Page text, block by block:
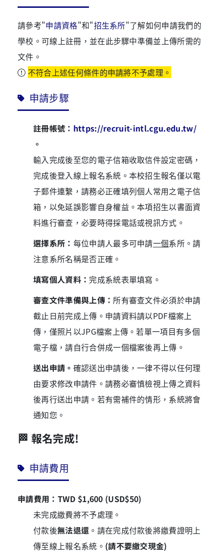
請參考"申請資格"和"招生系所"了解如何申請我們的
學校。可線上註冊，並在此步驟中準備並上傳所需的
文件。
不符合上述任何條件的申請將不予處理。
申請步驟
註冊帳號： https://recruit-intl.cgu.edu.tw/
。
輸入完成後至您的電子信箱收取信件設定密碼，
完成後登入線上報名系統。本校招生報名僅以電
子郵件連繫，請務必正確填列個人常用之電子信
箱，以免延誤影響自身權益。本項招生以書面資
料進行審查，必要時得採電話或視訊方式。
選擇系所： 每位申請人最多可申請一個系所。請
注意系所名稱是否正確。
填寫個人資料： 完成系統表單填寫。
審查文件準備與上傳： 所有審查文件必須於申請
截止日前完成上傳。申請資料請以PDF檔案上
傳，僅照片以JPG檔案上傳。若單一項目有多個
電子檔，請自行合併成一個檔案後再上傳。
送出申請。 確認送出申請後，一律不得以任何理
由要求修改申請件。請務必審慎檢視上傳之資料
後再行送出申請。若有需補件的情形，系統將會
通知您。
🏁 報名完成!
申請費用
申請費用：TWD $1,600 (USD$50)
未完成繳費將不予處理。
付款後無法退還 。請在完成付款後將繳費證明上
傳至線上報名系統。 (請不要繳交現金)